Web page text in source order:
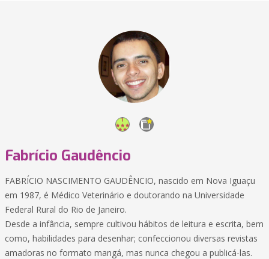
Fabrício Gaudêncio
FABRÍCIO NASCIMENTO GAUDÊNCIO, nascido em Nova Iguaçu
em 1987, é Médico Veterinário e doutorando na Universidade
Federal Rural do Rio de Janeiro.
Desde a infância, sempre cultivou hábitos de leitura e escrita, bem
como, habilidades para desenhar; confeccionou diversas revistas
amadoras no formato mangá, mas nunca chegou a publicá-las.